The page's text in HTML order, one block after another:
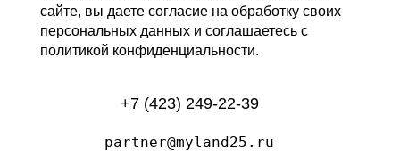
сайте, вы даете согласие на обработку своих
персональных данных и соглашаетесь с
политикой конфиденциальности.
+7 (423) 249-22-39
partner@myland25.ru